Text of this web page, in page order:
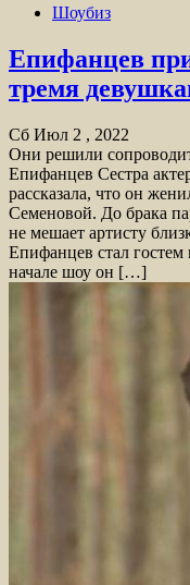
Шоубиз
Епифанцев
тремя
Сб Июл 2 , 2022
Они решили
Епифанцев Сестра
рассказала, что он
Семеновой. До брака
не мешает артисту
Епифанцев стал
начале шоу он […]